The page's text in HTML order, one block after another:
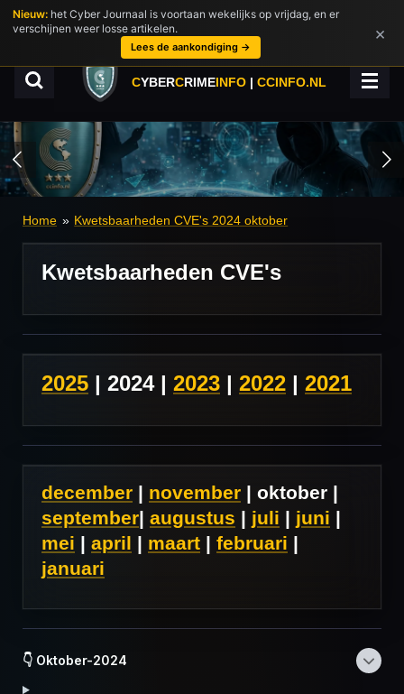
Ga
direct
hoofdinhoud
CYBERCRIMEINFO | CCINFO.NL
Home » Kwetsbaarheden CVE's 2024 oktober
Kwetsbaarheden CVE's
2025 | 2024 | 2023 | 2022 | 2021
december | november | oktober |
september| augustus | juli | juni |
mei | april | maart | februari |
januari
👇 Oktober-2024
Nieuw: het Cyber Journaal is voortaan wekelijks op vrijdag, en er
verschijnen weer losse artikelen.
Lees de aankondiging →
×